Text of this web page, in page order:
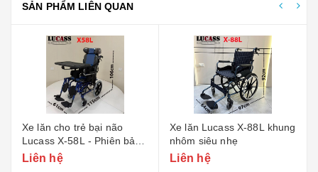
SẢN PHẨM LIÊN QUAN
Xe lăn cho trẻ bại não
Lucass X-58L - Phiên bản
nhỏ
Liên hệ
Xe lăn Lucass X-88L khung
nhôm siêu nhẹ
Liên hệ